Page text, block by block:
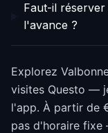
Faut-il
l'avance ?
Explorez
visites Questo —
l'app. À partir de
pas d'horaire